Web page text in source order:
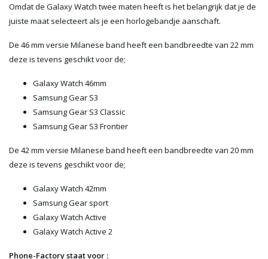
Omdat de Galaxy Watch twee maten heeft is het belangrijk dat je de
juiste maat selecteert als je een horlogebandje aanschaft.
De 46 mm versie Milanese band heeft een bandbreedte van 22 mm
deze is tevens geschikt voor de;
Galaxy Watch 46mm
Samsung Gear S3
Samsung Gear S3 Classic
Samsung Gear S3 Frontier
De 42 mm versie Milanese band heeft een bandbreedte van 20 mm
deze is tevens geschikt voor de;
Galaxy Watch 42mm
Samsung Gear sport
Galaxy Watch Active
Galaxy Watch Active 2
Phone-Factory staat voor :